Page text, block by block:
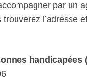
par un
trouverez l’adresse
handicapées